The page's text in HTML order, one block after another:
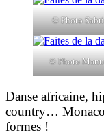
© Photo
© Photo
Danse africaine,
country… Monaco
formes !